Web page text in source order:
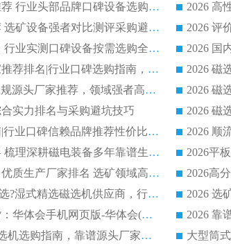
2026 选矿老板必看永磁筒磁选机推荐 行业头部品牌口碑设备选购全攻略
2026 高分永磁筒式磁选机品牌推荐 选矿设备强者对比测评采购避坑全攻略
2026 国内平板磁选机靠谱厂家排名 行业实测口碑设备按需选购全指南
2026 滚筒式除铁永磁滚筒生产厂家推荐排名|行业口碑选购指南，领域强者源头厂商精选
2026磁选机公司排行榜选购指南|正规源头厂家推荐，领域强者高性价比靠谱信赖品牌
2026 磁
实力排名与采购避坑技巧
2026 磁选机正规厂家排名选购指南|行业口碑信赖品牌推荐性价比高靠谱磁电企业
2026 矿山干式立式磁选机选型攻略 梳理深耕磁电装备多年靠谱生产厂商
2026干湿永磁矿山磁选机选型攻略 优质生产厂家排名 选矿领域高口碑品牌推荐指南
2026低耗湿式精​选磁选机厂家怎么选?湿式精选磁选机供应商，行业认可度较高生产厂家华体会手机网页版-华体会(中国) 全面解析
2026 选矿永磁筒式磁选机挑选干货：华体会手机网页版-华体会(中国) 源头厂，绿色高效实力出众
2026 高分选塑料 CTN 湿式顺流磁选机选购指南，靠谱源头厂家华体会手机网页版-华体会(中国) 详解